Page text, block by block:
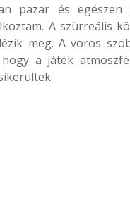
pazar és
A szürreális
meg. A vörös
a játék